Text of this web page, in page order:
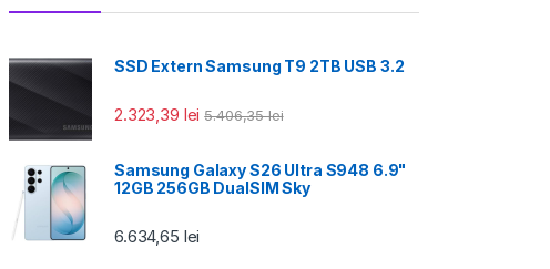
SSD Extern Samsung T9 2TB USB 3.2
2.323,39 lei 5.406,35lei
Samsung Galaxy S26 Ultra S948 6.9"
12GB 256GB DualSIM Sky
6.634,65 lei